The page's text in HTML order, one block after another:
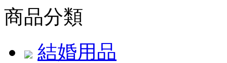
商品分類
結婚用品